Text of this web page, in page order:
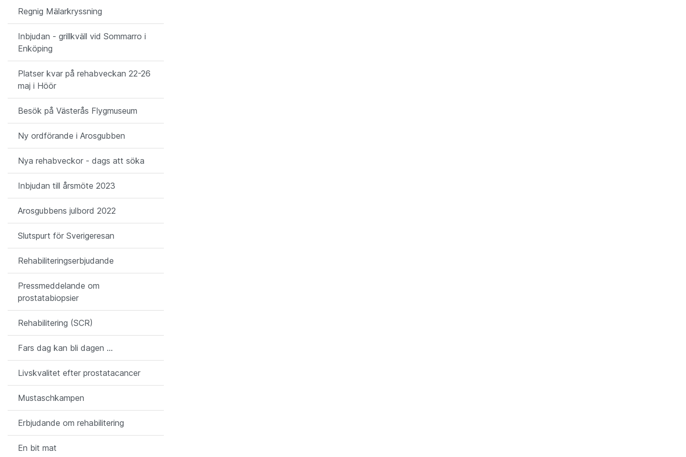
Regnig Mälarkryssning
Inbjudan - grillkväll vid Sommarro i
Enköping
Platser kvar på rehabveckan 22-26
maj i Höör
Besök på Västerås Flygmuseum
Ny ordförande i Arosgubben
Nya rehabveckor - dags att söka
Inbjudan till årsmöte 2023
Arosgubbens julbord 2022
Slutspurt för Sverigeresan
Rehabiliteringserbjudande
Pressmeddelande om
prostatabiopsier
Rehabilitering (SCR)
Fars dag kan bli dagen ...
Livskvalitet efter prostatacancer
Mustaschkampen
Erbjudande om rehabilitering
En bit mat